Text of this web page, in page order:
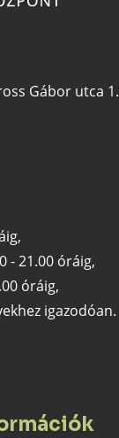
Gábor utca 1.
- 21.00 óráig,
óráig,
igazodóan.